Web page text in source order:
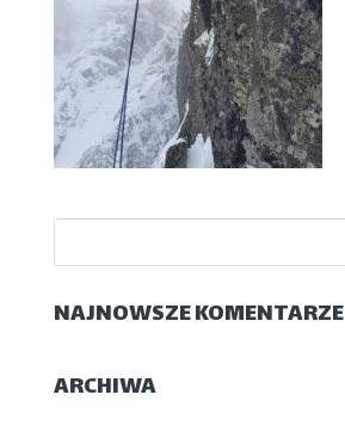
NAJNOWSZE KOMENTARZE
ARCHIWA